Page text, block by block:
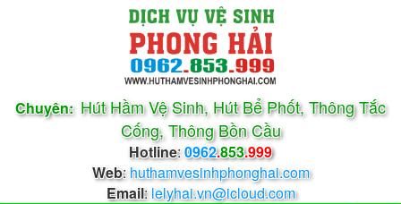
Chuyên: Hút Hầm Vệ Sinh, Hút Bể Phốt, Thông Tắc
Cống, Thông Bồn Cầu
Hotline:0962.853.999
Web: huthamvesinhphonghai.com
Email:lelyhai.vn@icloud.com